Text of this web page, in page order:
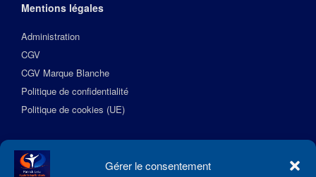
Gérer le consentement
Mentions légales
Administration
CGV
CGV Marque Blanche
Politique de confidentialité
Politique de cookies (UE)
Suivez l’Académie EquilibreSante